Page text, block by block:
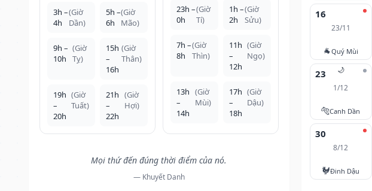
3h –
4h
(Giờ
Dần)
5h –
6h
(Giờ
Mão)
9h –
10h
(Giờ
Tỵ)
15h
–
16h
(Giờ
Thân)
19h
–
20h
(Giờ
Tuất)
21h
–
22h
(Giờ
Hợi)
23h –
0h
(Giờ
Tí)
1h –
2h
(Giờ
Sửu)
7h –
8h
(Giờ
Thìn)
11h
–
12h
(Giờ
Ngọ)
13h
–
14h
(Giờ
Mùi)
17h
–
18h
(Giờ
Dậu)
Mọi thứ đến đúng thời điểm của nó.
— Khuyết Danh
16
23/11
🐐Quý Mùi
🌙
23
1/12
🐅Canh Dần
30
8/12
🐓Đinh Dậu